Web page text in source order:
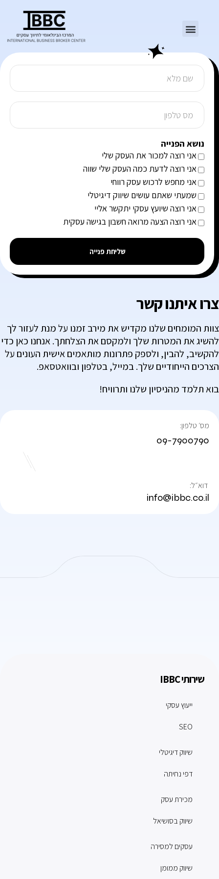
נושא הפנייה
אני רוצה למכור את העסק שלי
אני רוצה לדעת כמה העסק שלי שווה
אני מחפש לרכוש עסק רווחי
שמעתי שאתם עושים שיווק דיגיטלי
אני רוצה שיועץ עסקי יתקשר אליי
אני רוצה הצעה מרואה חשבון בגישה עסקית
שליחת פנייה
צרו איתנו קשר
צוות המומחים שלנו מקדיש את מירב זמנו על מנת לעזור לך
להשיג את המטרות שלך ולמקסם את הצלחתך. אנחנו כאן כדי
להקשיב, להבין, ולספק פתרונות מותאמים אישית העונים על
הצרכים הייחודיים שלך. במייל, בטלפון ובוואטסאפ.
בוא תלמד מהניסיון שלנו ותרוויח!
:מס׳ טלפון
09-7900790
:דוא״ל
info@ibbc.co.il
שירותי IBBC
ייעוץ עסקי
SEO
שיווק דיגיטלי
דפי נחיתה
מכירת עסק
שיווק בסושיאל
עסקים למסירה
שיווק ממומן